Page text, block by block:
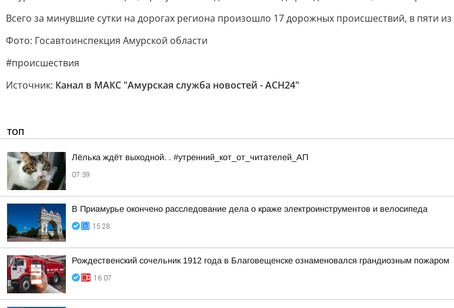
Всего за минувшие сутки на дорогах региона произошло 17 дорожных происшествий, в пяти
Фото: Госавтоинспекция Амурской области
#происшествия
Источник: Канал в МАКС "Амурская служба новостей - АСН24"
ТОП
Лёлька ждёт выходной. . #утренний_кот_от_читателей_АП
07:39
В Приамурье окончено расследование дела о краже электроинструментов и велосипеда
15:28
Рождественский сочельник 1912 года в Благовещенске ознаменовался грандиозным пожаром
16:07